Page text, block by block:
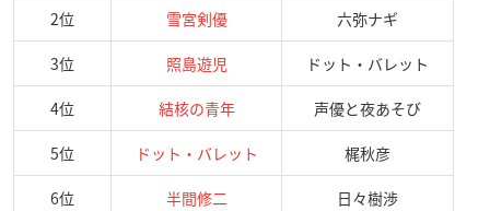
2位 雪宮剣優 六弥ナギ
3位 照島遊児 ドット・バレット
4位 結核の青年 声優と夜あそび
5位 ドット・バレット 梶秋彦
6位 半間修二 日々樹渉